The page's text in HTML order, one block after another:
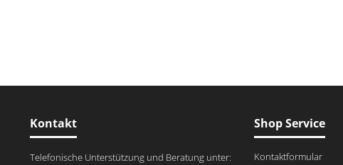
Kontakt
Telefonische Unterstützung und Beratung unter:
Shop Service
Kontaktformular